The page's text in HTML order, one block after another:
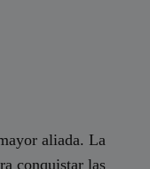
aliada. La
conquistar las